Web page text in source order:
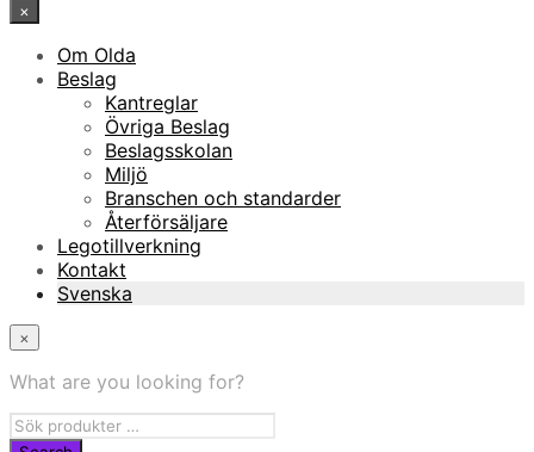
×
Om Olda
Beslag
Kantreglar
Övriga Beslag
Beslagsskolan
Miljö
Branschen och standarder
Återförsäljare
Legotillverkning
Kontakt
Svenska
×
What are you looking for?